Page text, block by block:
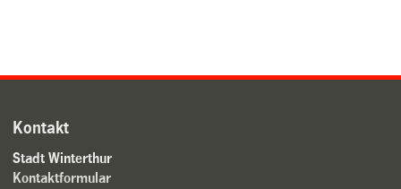
Kontakt
Stadt Winterthur
Kontaktformular